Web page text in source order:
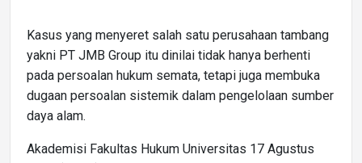
Kasus yang menyeret salah satu perusahaan tambang
yakni PT JMB Group itu dinilai tidak hanya berhenti
pada persoalan hukum semata, tetapi juga membuka
dugaan persoalan sistemik dalam pengelolaan sumber
daya alam.
Akademisi Fakultas Hukum Universitas 17 Agustus